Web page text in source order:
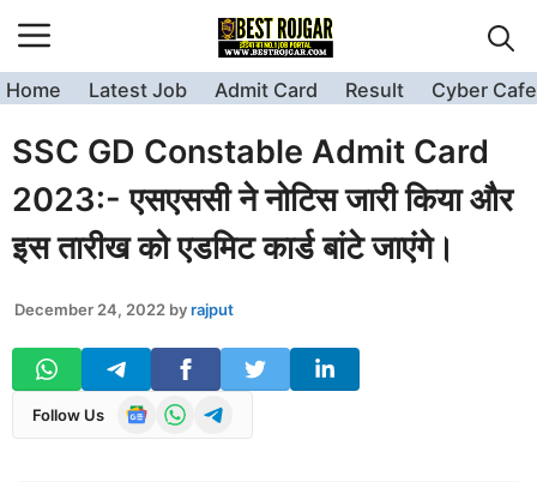
to
content
Home Latest Job Admit Card Result Cyber Cafe
SSC GD Constable Admit Card
2023:- एसएससी ने नोटिस जारी किया और
इस तारीख को एडमिट कार्ड बांटे जाएंगे।
December 24, 2022 byrajput
Follow Us